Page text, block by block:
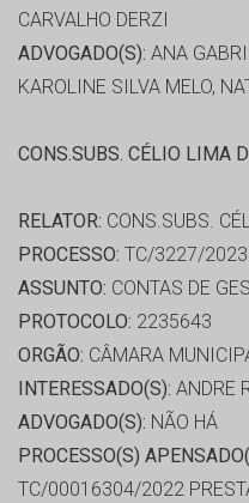
CARVALHO DERZI
ADVOGADO(S): ANA
KAROLINE SILVA MELO,
CONS.SUBS. CÉLIO LIMA
RELATOR: CONS.SUBS.
PROCESSO: TC/3227/2023
ASSUNTO: CONTAS DE
PROTOCOLO: 2235643
ORGÃO: CÂMARA
INTERESSADO(S): ANDRE
ADVOGADO(S): NÃO HÁ
PROCESSO(S)
TC/00016304/2022